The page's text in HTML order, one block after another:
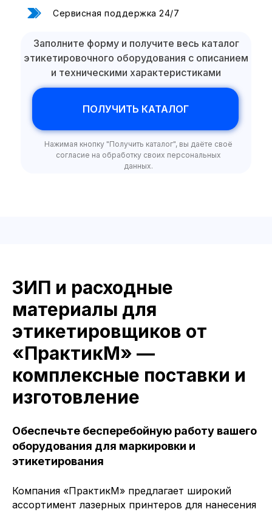
Сервисная поддержка 24/7
ПОЛУЧИТЬ КАТАЛОГ
Заполните форму и получите весь каталог
этикетировочного оборудования с описанием
и техническими характеристиками
Нажимая кнопку "Получить каталог", вы даёте своё
согласие на обработку своих персональных
данных.
ЗИП и расходные
материалы для
этикетировщиков от
«ПрактикМ» —
комплексные поставки и
изготовление
Обеспечьте бесперебойную работу вашего
оборудования для маркировки и
этикетирования
Компания «ПрактикМ» предлагает широкий
ассортимент лазерных принтеров для нанесения